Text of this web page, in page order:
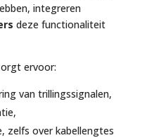
integreren
deze functionaliteit
ervoor:
van trillingssignalen,
zelfs over kabellengtes